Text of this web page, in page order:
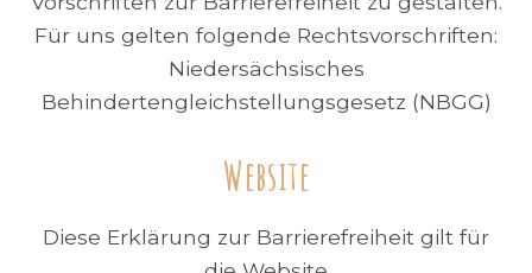
Suchbegriff
eingeben
Für uns gelten folgende Rechtsvorschriften:
Niedersächsisches
Behindertengleichstellungsgesetz (NBGG)
Website
Diese Erklärung zur Barrierefreiheit gilt für